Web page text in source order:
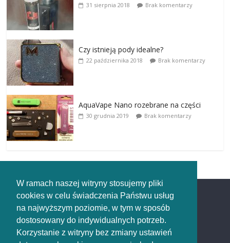
W ramach naszej witryny stosujemy pliki
cookies w celu świadczenia Państwu usług
na najwyższym poziomie, w tym w sposób
dostosowany do indywidualnych potrzeb.
Korzystanie z witryny bez zmiany ustawień
31 sierpnia 2018 Brak komentarzy
Czy istnieją pody idealne?
22 października 2018 Brak komentarzy
AquaVape Nano rozebrane na części
30 grudnia 2019 Brak komentarzy
Redakcja
Redakcja